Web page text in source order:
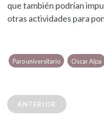
que también podrían
otras actividades para
Paro universitario Oscar Alpa
ANTERIOR